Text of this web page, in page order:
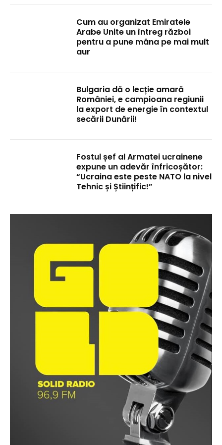
Cum au organizat Emiratele
Arabe Unite un întreg război
pentru a pune mâna pe mai mult
aur
Bulgaria dă o lecție amară
României, e campioana regiunii
la export de energie în contextul
secării Dunării!
Fostul șef al Armatei ucrainene
expune un adevăr înfricoșător:
“Ucraina este peste NATO la nivel
Tehnic și Științific!”